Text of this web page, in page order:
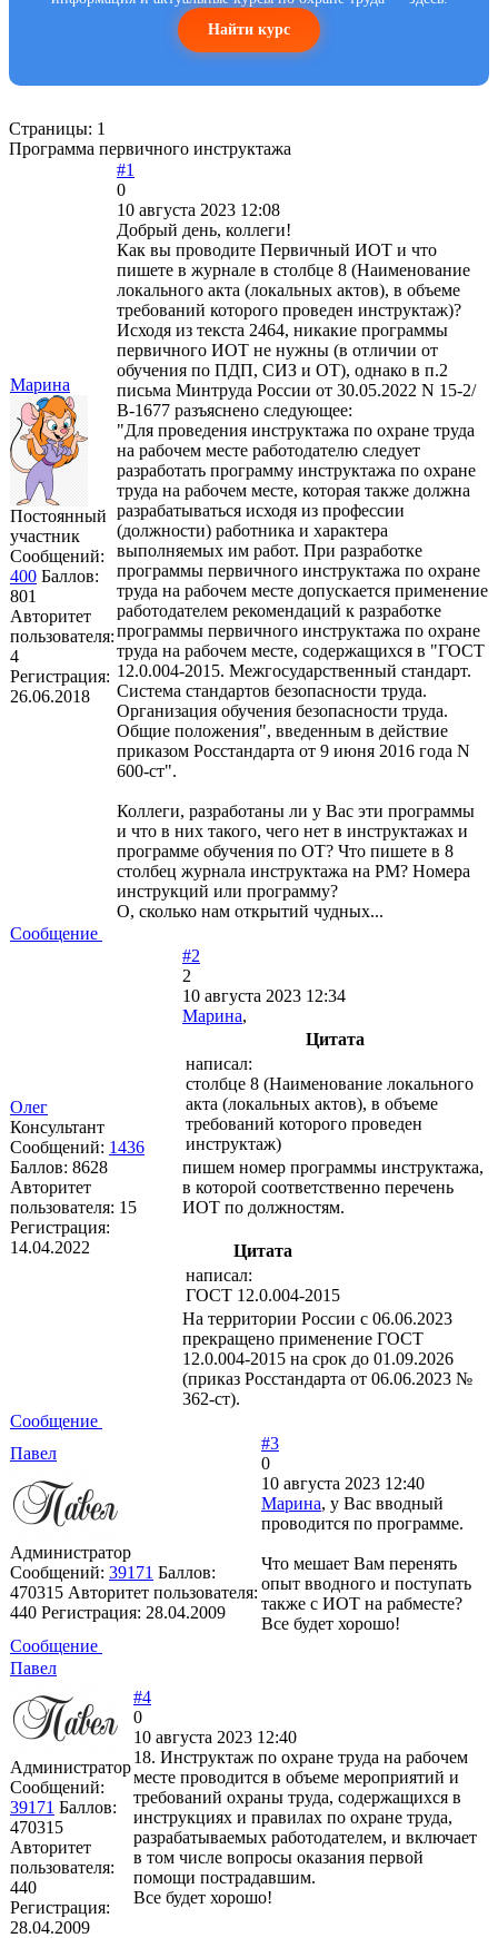
Найти курс
Страницы: 1
Программа первичного инструктажа
Марина
Постоянный
участник
Сообщений:
400 Баллов:
801
Авторитет
пользователя:
4
Регистрация:
26.06.2018
#1
0
10 августа 2023 12:08
Добрый день, коллеги!
Как вы проводите Первичный ИОТ и что
пишете в журнале в столбце 8 (Наименование
локального акта (локальных актов), в объеме
требований которого проведен инструктаж)?
Исходя из текста 2464, никакие программы
первичного ИОТ не нужны (в отличии от
обучения по ПДП, СИЗ и ОТ), однако в п.2
письма Минтруда России от 30.05.2022 N 15-2/
В-1677 разъяснено следующее:
"Для проведения инструктажа по охране труда
на рабочем месте работодателю следует
разработать программу инструктажа по охране
труда на рабочем месте, которая также должна
разрабатываться исходя из профессии
(должности) работника и характера
выполняемых им работ. При разработке
программы первичного инструктажа по охране
труда на рабочем месте допускается применение
работодателем рекомендаций к разработке
программы первичного инструктажа по охране
труда на рабочем месте, содержащихся в "ГОСТ
12.0.004-2015. Межгосударственный стандарт.
Система стандартов безопасности труда.
Организация обучения безопасности труда.
Общие положения", введенным в действие
приказом Росстандарта от 9 июня 2016 года N
600-ст".
Коллеги, разработаны ли у Вас эти программы
и что в них такого, чего нет в инструктажах и
программе обучения по ОТ? Что пишете в 8
столбец журнала инструктажа на РМ? Номера
инструкций или программу?
О, сколько нам открытий чудных...
Сообщение
Олег
Консультант
Сообщений: 1436
Баллов: 8628
Авторитет
пользователя: 15
Регистрация:
14.04.2022
#2
2
10 августа 2023 12:34
Марина,
Цитата
написал:
столбце 8 (Наименование локального
акта (локальных актов), в объеме
требований которого проведен
инструктаж)
пишем номер программы инструктажа,
в которой соответственно перечень
ИОТ по должностям.
Цитата
написал:
ГОСТ 12.0.004-2015
На территории России с 06.06.2023
прекращено применение ГОСТ
12.0.004-2015 на срок до 01.09.2026
(приказ Росстандарта от 06.06.2023 №
362-ст).
Сообщение
Павел
Администратор
Сообщений: 39171 Баллов:
470315 Авторитет пользователя:
440 Регистрация: 28.04.2009
#3
0
10 августа 2023 12:40
Марина, у Вас вводный
проводится по программе.
Что мешает Вам перенять
опыт вводного и поступать
также с ИОТ на рабместе?
Все будет хорошо!
Сообщение
Павел
Администратор
Сообщений:
39171 Баллов:
470315
Авторитет
пользователя:
440
Регистрация:
28.04.2009
#4
0
10 августа 2023 12:40
18. Инструктаж по охране труда на рабочем
месте проводится в объеме мероприятий и
требований охраны труда, содержащихся в
инструкциях и правилах по охране труда,
разрабатываемых работодателем, и включает
в том числе вопросы оказания первой
помощи пострадавшим.
Все будет хорошо!